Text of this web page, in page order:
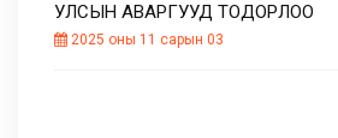
УЛСЫН АВАРГУУД ТОДОРЛОО
2025 оны 11 сарын 03